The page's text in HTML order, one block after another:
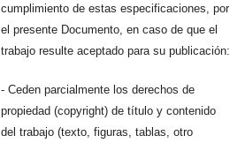
cumplimiento de estas especificaciones, por
el presente Documento, en caso de que el
trabajo resulte aceptado para su publicación:
- Ceden parcialmente los derechos de
propiedad (copyright) de título y contenido
del trabajo (texto, figuras, tablas, otro